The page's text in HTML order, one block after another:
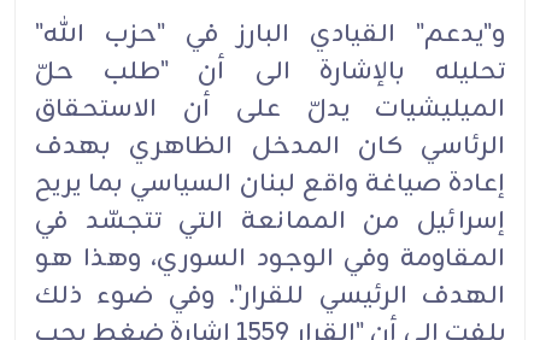
و"يدعم" القيادي البارز في "حزب الله"
تحليله بالإشارة الى أن "طلب حلّ
الميليشيات يدلّ على أن الاستحقاق
الرئاسي كان المدخل الظاهري بهدف
إعادة صياغة واقع لبنان السياسي بما يريح
إسرائيل من الممانعة التي تتجسّد في
المقاومة وفي الوجود السوري، وهذا هو
الهدف الرئيسي للقرار". وفي ضوء ذلك